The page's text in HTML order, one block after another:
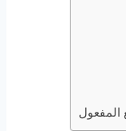
المفعول